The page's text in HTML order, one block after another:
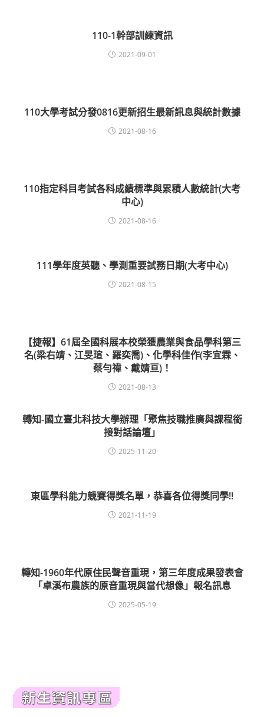
110-1幹部訓練資訊
2021-09-01
110大學考試分發0816更新招生最新訊息與統計數據
2021-08-16
110指定科目考試各科成績標準與累積人數統計(大考
中心)
2021-08-16
111學年度英聽、學測重要試務日期(大考中心)
2021-08-15
【捷報】61屆全國科展本校榮獲農業與食品學科第三
名(梁右靖、江旻瑄、羅奕喬)、化學科佳作(李宜霖、
蔡勻禕、戴婧亘)！
2021-08-13
轉知-國立臺北科技大學辦理「聚焦技職推廣與課程銜
接對話論壇」
2025-11-20
東區學科能力競賽得獎名單，恭喜各位得獎同學!!
2021-11-19
轉知-1960年代原住民聲音重現，第三年度成果發表會
「卓溪布農族的原音重現與當代想像」報名訊息
2025-05-19